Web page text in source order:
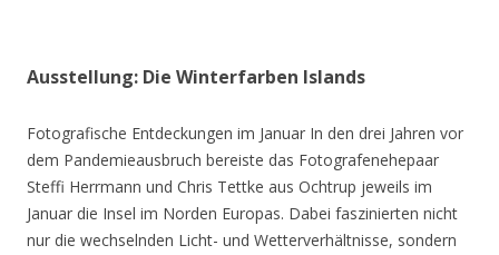
Ausstellung: Die Winterfarben Islands
Fotografische Entdeckungen im Januar In den drei Jahren vor
dem Pandemieausbruch bereiste das Fotografenehepaar
Steffi Herrmann und Chris Tettke aus Ochtrup jeweils im
Januar die Insel im Norden Europas. Dabei faszinierten nicht
nur die wechselnden Licht- und Wetterverhältnisse, sondern